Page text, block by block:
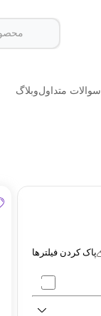
سوالات متداولوبلاگ
پاک کردن فیلترها